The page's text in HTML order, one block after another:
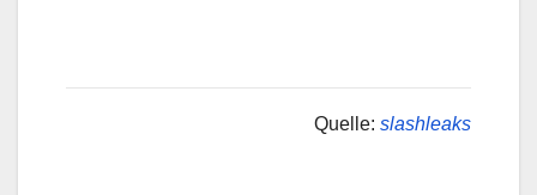
Quelle: slashleaks